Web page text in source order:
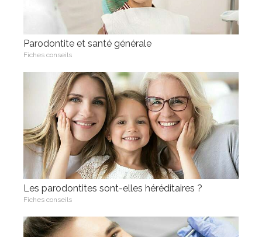
Parodontite et santé générale
Fiches conseils
Les parodontites sont-elles héréditaires ?
Fiches conseils